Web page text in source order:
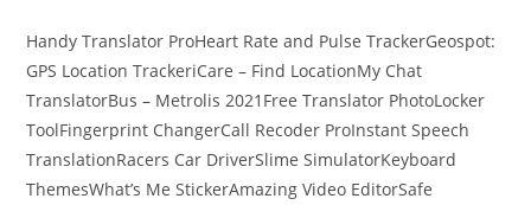
Handy Translator ProHeart Rate and Pulse TrackerGeospot:
GPS Location TrackeriCare – Find LocationMy Chat
TranslatorBus – Metrolis 2021Free Translator PhotoLocker
ToolFingerprint ChangerCall Recoder ProInstant Speech
TranslationRacers Car DriverSlime SimulatorKeyboard
ThemesWhat’s Me StickerAmazing Video EditorSafe